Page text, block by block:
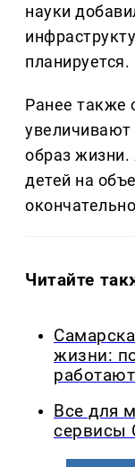
науки
планируется.
Ранее также
увеличивают
образ жизни.
детей на
Читайте
жизни:
Все для
сервисы